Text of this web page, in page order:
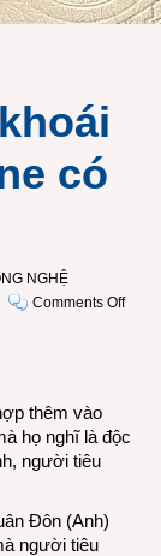
có
NGHỆ
Comments Offon
là
thêm vào
họ nghĩ là độc
người tiêu
Đôn (Anh)
người tiêu